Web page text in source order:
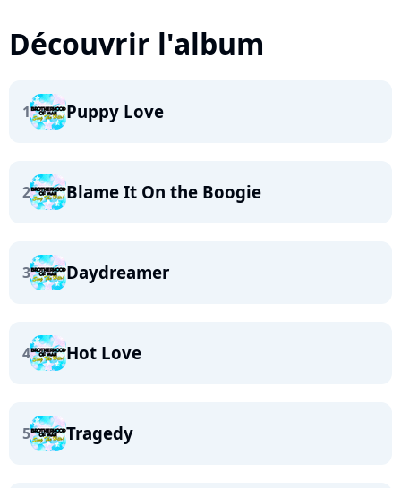
Découvrir l'album
1 Puppy Love
2 Blame It On the Boogie
3 Daydreamer
4 Hot Love
5 Tragedy